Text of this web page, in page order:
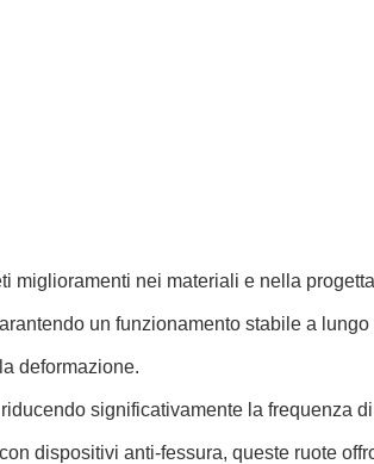
miglioramenti nei materiali e nella
un funzionamento stabile a
deformazione.
significativamente la frequenza
dispositivi anti-fessura, queste ruote